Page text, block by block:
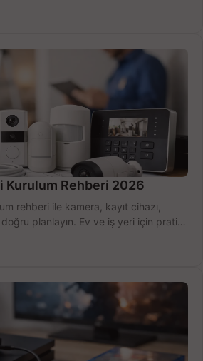
Kurulum Rehberi 2026
rehberi ile kamera, kayıt cihazı,
doğru planlayın. Ev ve iş yeri için pratik